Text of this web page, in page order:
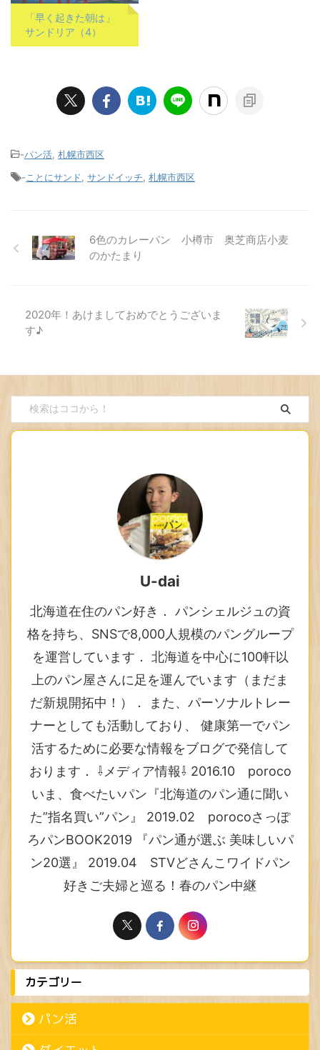
「早く起きた朝は」
サンドリア（4）
-パン活, 札幌市西区
-ことにサンド, サンドイッチ, 札幌市西区
6色のカレーパン 小樽市 奥芝商店小麦
のかたまり
2020年！あけましておめでとうございま
す♪
U-dai
北海道在住のパン好き． パンシェルジュの資
格を持ち、SNSで8,000人規模のパングループ
を運営しています． 北海道を中心に100軒以
上のパン屋さんに足を運んでいます（まだま
だ新規開拓中！）． また、パーソナルトレー
ナーとしても活動しており、 健康第一でパン
活するために必要な情報をブログで発信して
おります． ⇩メディア情報⇩ 2016.10 poroco
いま、食べたいパン『北海道のパン通に聞い
た”指名買い”パン』 2019.02 porocoさっぽ
ろパンBOOK2019 『パン通が選ぶ 美味しいパ
ン20選』 2019.04 STVどさんこワイドパン
好きご夫婦と巡る！春のパン中継
カテゴリー
パン活